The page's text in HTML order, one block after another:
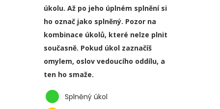
úkolu. Až po jeho úplném splnění si
ho označ jako splněný. Pozor na
kombinace úkolů, které nelze plnit
současně. Pokud úkol zaznačíš
omylem, oslov vedoucího oddílu, a
ten ho smaže.
Splněný úkol